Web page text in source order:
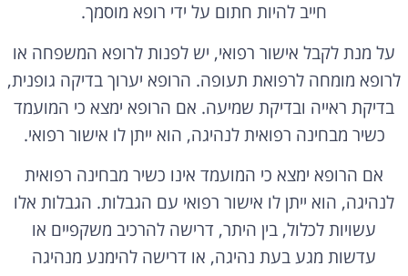
על מנת לקבל אישור רפואי, יש לפנות לרופא המשפחה או
לרופא מומחה לרפואת תעופה. הרופא יערוך בדיקה גופנית,
בדיקת ראייה ובדיקת שמיעה. אם הרופא ימצא כי המועמד
כשיר מבחינה רפואית לנהיגה, הוא ייתן לו אישור רפואי.
אם הרופא ימצא כי המועמד אינו כשיר מבחינה רפואית
לנהיגה, הוא ייתן לו אישור רפואי עם הגבלות. הגבלות אלו
עשויות לכלול, בין היתר, דרישה להרכיב משקפיים או
עדשות מגע בעת נהיגה, או דרישה להימנע מנהיגה
בשעות הלילה.